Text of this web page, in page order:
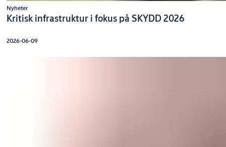
Nyheter
Kritisk infrastruktur i fokus på SKYDD 2026
2026-06-09